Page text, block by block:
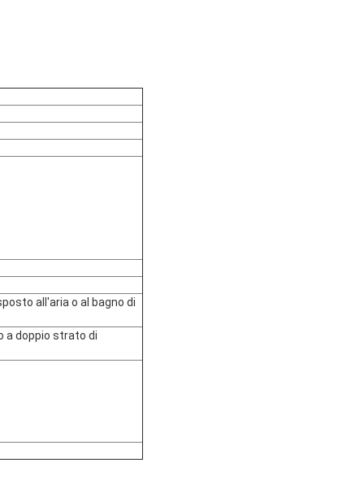
all'aria o al bagno di
a doppio strato di